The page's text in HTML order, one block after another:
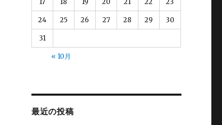
17 18 19 20 21 22 23
24 25 26 27 28 29 30
31
« 10月
最近の投稿